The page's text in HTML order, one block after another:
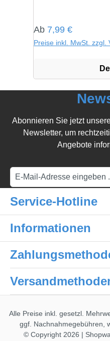
Regulärer Preis:
Ab 7,99 €
Preise inkl. MwSt. zzgl.
Abonnieren Sie jetzt
Newsletter, um
Angebote
Service-Hotline
Informationen
Alle Preise inkl. gesetzl.
ggf. Nachnahmegebühren,
© Copyright 2026 |